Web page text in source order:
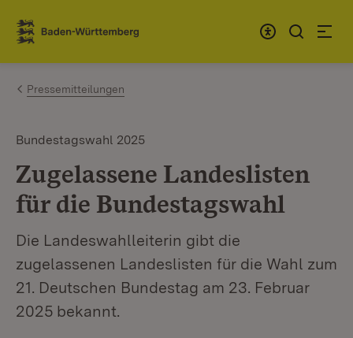
Zum Inhalt springen
Link zur Startseite
Pressemitteilungen
Bundestagswahl 2025
Zugelassene Landeslisten
für die Bundestagswahl
Die Landeswahlleiterin gibt die
zugelassenen Landeslisten für die Wahl zum
21. Deutschen Bundestag am 23. Februar
2025 bekannt.